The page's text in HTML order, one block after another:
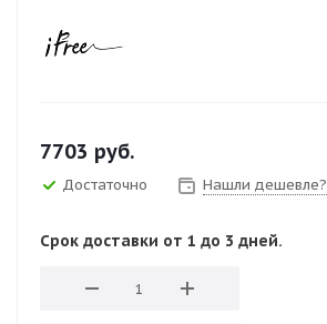
7703 руб.
Достаточно Нашли дешевле?
Срок доставки от 1 до 3 дней.